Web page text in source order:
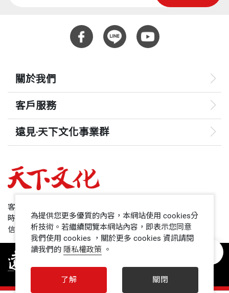
關於我們
客戶服務
遠見‧天下文化事業群
哈佛商業評論
領導影響力學院
1號課堂
客服專線：+886 2 2662-0012
時間：週一~週五9:00~12:30;13:30~17:00
信箱：service@cwgv.com.tw
為提供您更多優質的內容，本網站使用 cookies分
析技術。若繼續閱覽本網站內容，即表示您同意
我們使用 cookies ，關於更多 cookies 資訊請閱
讀我們的 隱私權政策 。
了解 關閉